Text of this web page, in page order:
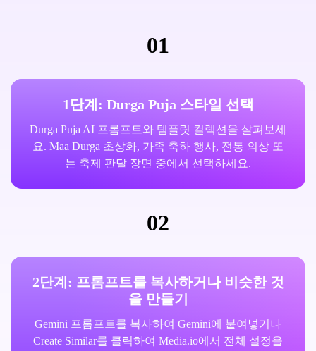
01
1단계: Durga Puja 스타일 선택
Durga Puja AI 프롬프트와 템플릿 컬렉션을 살펴보세
요. Maa Durga 초상화, 가족 축하 행사, 전통 의상 또
는 축제 판달 장면 중에서 선택하세요.
02
2단계: 프롬프트를 복사하거나 비슷한 것
을 만들기
Gemini 프롬프트를 복사하여 Gemini에 붙여넣거나
Create Similar를 클릭하여 Media.io에서 전체 설정을